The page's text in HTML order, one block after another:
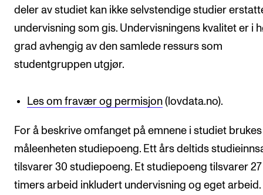
deler av studiet kan ikke selvstendige studier
undervisning som gis. Undervisningens kvalitet er i
grad avhengig av den samlede ressurs som
studentgruppen utgjør.
Les om fravær og permisjon (lovdata.no).
For å beskrive omfanget på emnene i studiet brukes
måleenheten studiepoeng. Ett års deltids
tilsvarer 30 studiepoeng. Et studiepoeng tilsvarer
timers arbeid inkludert undervisning og eget arbeid.